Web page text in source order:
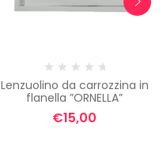
Lenzuolino da carrozzina in
flanella ”ORNELLA”
€15,00